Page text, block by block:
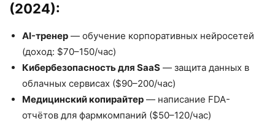
(2024):
AI-тренер — обучение корпоративных нейросетей
(доход: $70–150/час)
Кибербезопасность для SaaS — защита данных в
облачных сервисах ($90–200/час)
Медицинский копирайтер — написание FDA-
отчётов для фармкомпаний ($50–120/час)